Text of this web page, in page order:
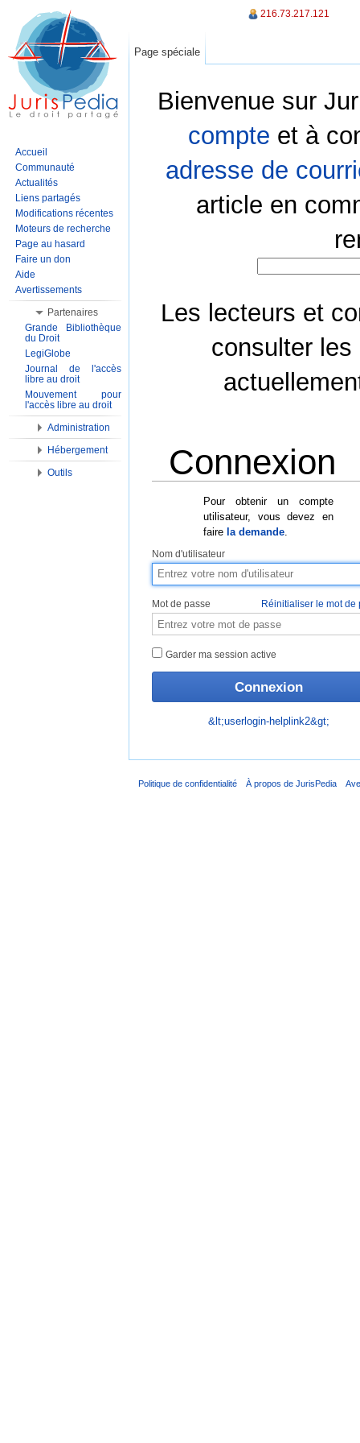
Bienvenue sur
compte et à
adresse de
article en
Les lecteurs et
consulter les
Connexion
Pour obtenir un compte
utilisateur, vous devez en
faire la demande
Nom d'utilisateur
Mot de passe Réinitialiser le mot de
Garder ma session active
&lt;userlogin-helplink2&gt;
216.73.217.121
Page spéciale
Accueil
Communauté
Actualités
Liens partagés
Modifications récentes
Moteurs de recherche
Page au hasard
Faire un don
Aide
Avertissements
Partenaires
Grande Bibliothèque
du Droit
LegiGlobe
Journal de l'accès
libre au droit
Mouvement pour
l'accès libre au droit
Administration
Hébergement
Outils
Politique de confidentialité À propos de JurisPedia